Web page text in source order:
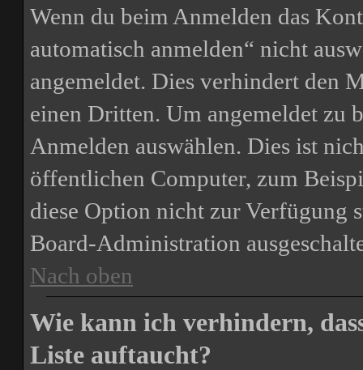
Wenn du beim Anmelden das
automatisch anmelden“ nicht
angemeldet. Dies verhindert den
einen Dritten. Um angemeldet zu
Anmelden auswählen. Dies ist
öffentlichen Computer, zum
diese Option nicht zur Verfügung
Board-Administration
Nach oben
Wie kann ich verhindern,
Liste auftaucht?